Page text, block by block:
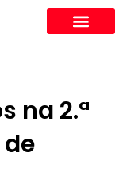
na 2.ª